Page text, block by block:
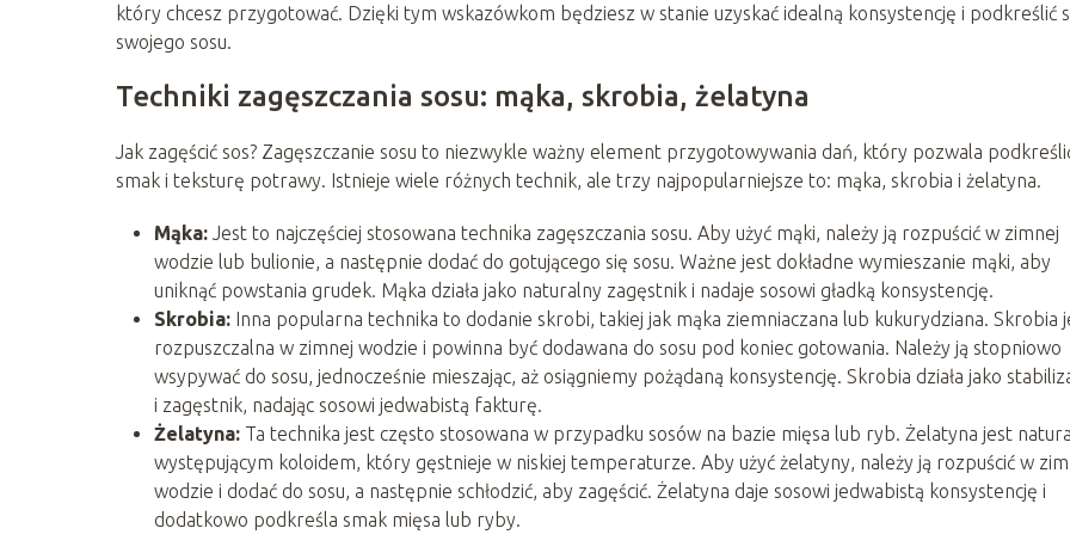
który chcesz przygotować. Dzięki tym wskazówkom będziesz w stanie uzyskać idealną konsystencję i podkreślić
swojego sosu.
Techniki zagęszczania sosu: mąka, skrobia, żelatyna
Jak zagęścić sos? Zagęszczanie sosu to niezwykle ważny element przygotowywania dań, który pozwala
smak i teksturę potrawy. Istnieje wiele różnych technik, ale trzy najpopularniejsze to: mąka, skrobia i żelatyna.
Mąka: Jest to najczęściej stosowana technika zagęszczania sosu. Aby użyć mąki, należy ją rozpuścić w zimnej
wodzie lub bulionie, a następnie dodać do gotującego się sosu. Ważne jest dokładne wymieszanie mąki, aby
uniknąć powstania grudek. Mąka działa jako naturalny zagęstnik i nadaje sosowi gładką konsystencję.
Skrobia: Inna popularna technika to dodanie skrobi, takiej jak mąka ziemniaczana lub kukurydziana. Skrobia
rozpuszczalna w zimnej wodzie i powinna być dodawana do sosu pod koniec gotowania. Należy ją stopniowo
wsypywać do sosu, jednocześnie mieszając, aż osiągniemy pożądaną konsystencję. Skrobia działa jako
i zagęstnik, nadając sosowi jedwabistą fakturę.
Żelatyna: Ta technika jest często stosowana w przypadku sosów na bazie mięsa lub ryb. Żelatyna jest
występującym koloidem, który gęstnieje w niskiej temperaturze. Aby użyć żelatyny, należy ją rozpuścić w
wodzie i dodać do sosu, a następnie schłodzić, aby zagęścić. Żelatyna daje sosowi jedwabistą konsystencję i
dodatkowo podkreśla smak mięsa lub ryby.